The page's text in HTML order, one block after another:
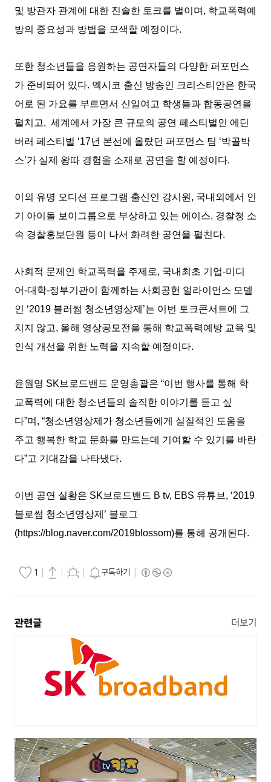
및 방관자 관계에 대한 진솔한 토크를 벌이며, 학교폭력예
방의 중요성과 방법을 모색할 예정이다.
또한 청소년들을 응원하는 공연자들의 다양한 퍼포먼스
가 준비되어 있다. 멕시코 출신 방송인 크리스티안은 한국
어로 된 가요를 부르면서 신일여고 학생들과 합동공연을
펼치고, 세계에서 가장 큰 규모의 공연 페스티벌인 에딘
버러 페스티벌 ‘17년 본선에 올랐던 퍼포먼스 팀 ‘박골박
스’가 실제 왕따 경험을 소재로 공연을 할 예정이다.
이외 유명 오디션 프로그램 출신인 강시원, 국내외에서 인
기 아이돌 보이그룹으로 부상하고 있는 에이스, 경찰청 소
속 경찰홍보단원 등이 나서 화려한 공연을 펼친다.
사회적 문제인 학교폭력을 주제로, 국내최초 기업-미디
어-대학-정부기관이 함께하는 사회공헌 얼라이언스 모델
인 ‘2019 블러썸 청소년영상제’는 이번 토크콘서트에 그
치지 않고, 올해 영상공모전을 통해 학교폭력예방 교육 및
인식 개선을 위한 노력을 지속할 예정이다.
윤원영 SK브로드밴드 운영총괄은 “이번 행사를 통해 학
교폭력에 대한 청소년들의 솔직한 이야기를 듣고 싶
다”며, “청소년영상제가 청소년들에게 실질적인 도움을
주고 행복한 학교 문화를 만드는데 기여할 수 있기를 바란
다”고 기대감을 나타냈다.
이번 공연 실황은 SK브로드밴드 B tv, EBS 유튜브, ‘2019
블로썸 청소년영상제’ 블로그
(https://blog.naver.com/2019blossom)를 통해 공개된다.
1 구독하기
관련글 더보기